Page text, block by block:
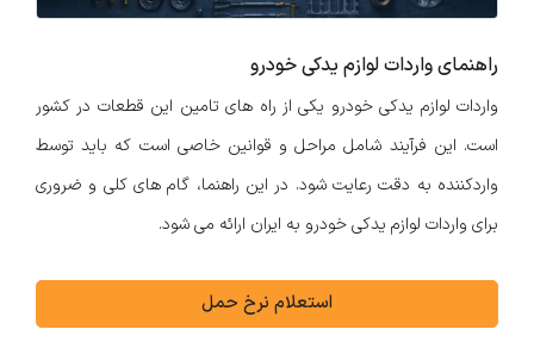
راهنمای واردات لوازم یدکی خودرو
واردات لوازم یدکی خودرو یکی از راه های تامین این قطعات در کشور
است. این فرآیند شامل مراحل و قوانین خاصی است که باید توسط
واردکننده به دقت رعایت شود. در این راهنما، گام های کلی و ضروری
برای واردات لوازم یدکی خودرو به ایران ارائه می شود.
استعلام نرخ حمل